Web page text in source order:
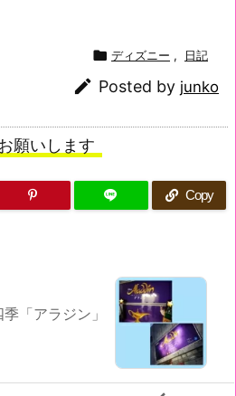
 ディズニー , 日記
 Posted by junko
願いします
Copy
「アラジン」